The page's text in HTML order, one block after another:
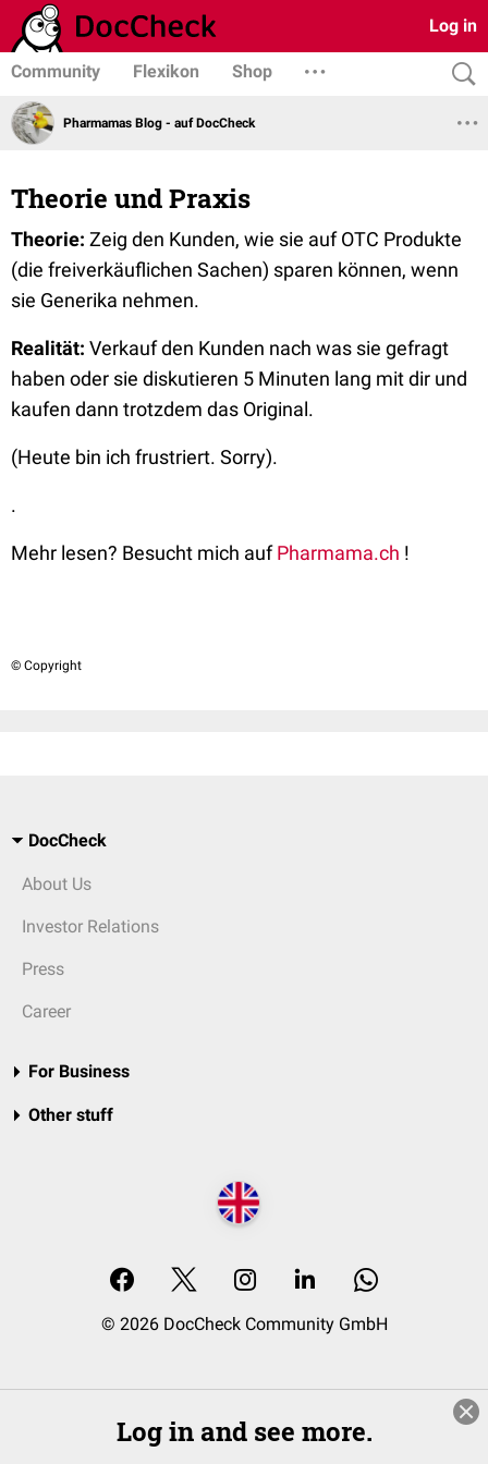
Log in
Community Flexikon Shop
Pharmamas Blog - auf DocCheck
Theorie und Praxis
Theorie: Zeig den Kunden, wie sie auf OTC Produkte
(die freiverkäuflichen Sachen) sparen können, wenn
sie Generika nehmen.
Realität: Verkauf den Kunden nach was sie gefragt
haben oder sie diskutieren 5 Minuten lang mit dir und
kaufen dann trotzdem das Original.
(Heute bin ich frustriert. Sorry).
.
Mehr lesen? Besucht mich aufPharmama.ch !
© Copyright
DocCheck
About Us
Investor Relations
Press
Career
For Business
Other stuff
© 2026 DocCheck Community GmbH
Log in and see more.